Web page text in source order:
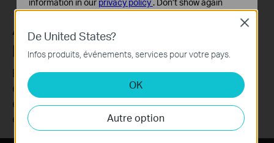
Alarme sonore et lumineuse
personnalisable
Enregistrez votre propre audio comme alarme pour
étendre vos utilisations. La lumière ultra-lumineuse
et réglable est également prise en charge pour
effrayer les visiteurs indésirables.
De United States?
Infos produits, événements, services pour votre pays.
OK
Autre option
Close
information in our privacy policy . Don’t show again
Ces cookies sont nécessaires au fonctionnement du
site Web et ne peuvent pas être désactivés dans vos
systèmes.
Cookies d'analyse et marketing
Les cookies d'analyse nous permettent d'analyser vos
activités sur notre site Web pour améliorer et ajuster les
fonctionnalités de notre site Web.